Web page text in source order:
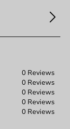
0 Reviews
0 Reviews
0 Reviews
0 Reviews
0 Reviews